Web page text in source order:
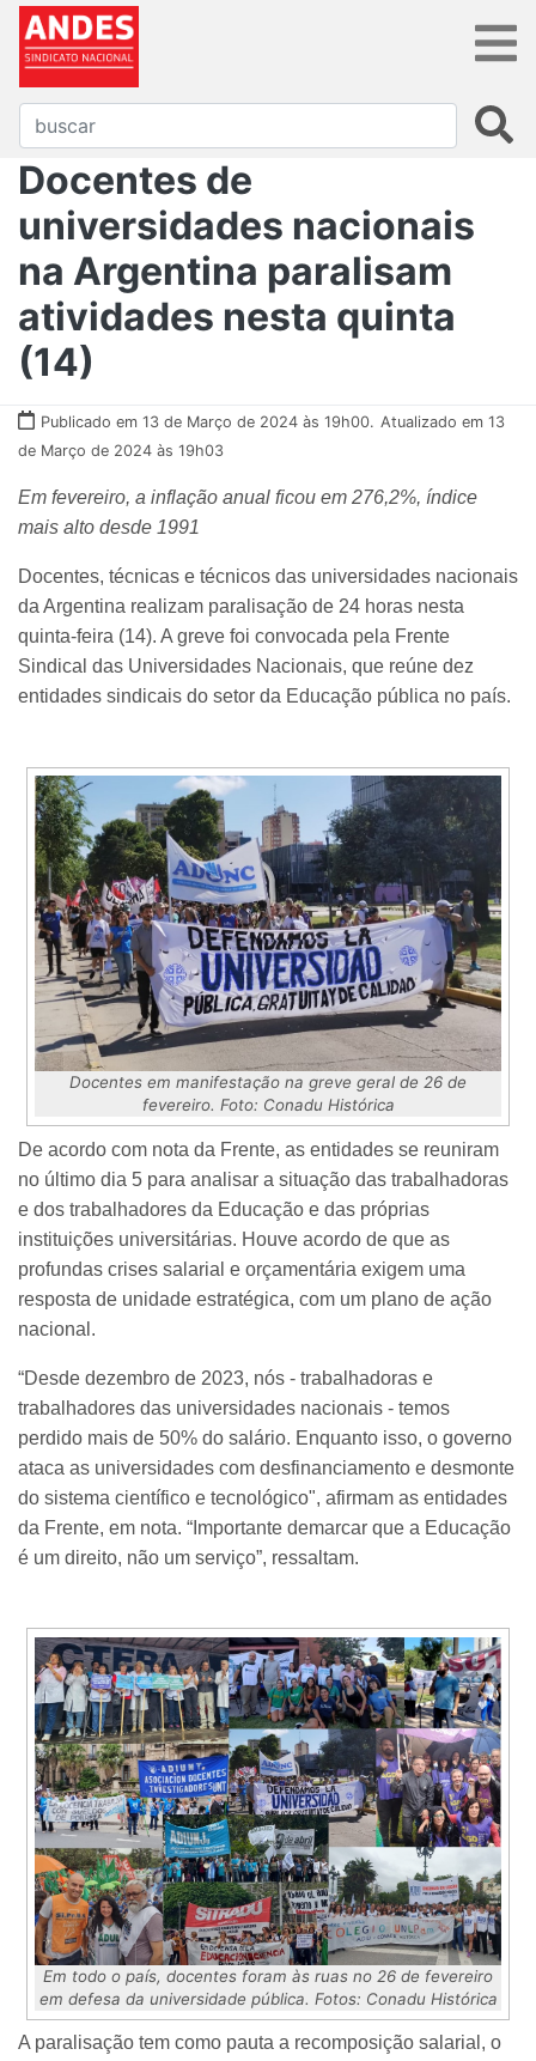
Docentes de
universidades nacionais
na Argentina paralisam
atividades nesta quinta
(14)
Publicado em 13 de Março de 2024 às 19h00. Atualizado em 13
de Março de 2024 às 19h03
Em fevereiro, a inflação anual ficou em 276,2%, índice
mais alto desde 1991
Docentes, técnicas e técnicos das universidades nacionais
da Argentina realizam paralisação de 24 horas nesta
quinta-feira (14). A greve foi convocada pela Frente
Sindical das Universidades Nacionais, que reúne dez
entidades sindicais do setor da Educação pública no país.
Docentes em manifestação na greve geral de 26 de
fevereiro. Foto: Conadu Histórica
De acordo com nota da Frente, as entidades se reuniram
no último dia 5 para analisar a situação das trabalhadoras
e dos trabalhadores da Educação e das próprias
instituições universitárias. Houve acordo de que as
profundas crises salarial e orçamentária exigem uma
resposta de unidade estratégica, com um plano de ação
nacional.
“Desde dezembro de 2023, nós - trabalhadoras e
trabalhadores das universidades nacionais - temos
perdido mais de 50% do salário. Enquanto isso, o governo
ataca as universidades com desfinanciamento e desmonte
do sistema científico e tecnológico", afirmam as entidades
da Frente, em nota. “Importante demarcar que a Educação
é um direito, não um serviço”, ressaltam.
Em todo o país, docentes foram às ruas no 26 de fevereiro
em defesa da universidade pública. Fotos: Conadu Histórica
A paralisação tem como pauta a recomposição salarial, o